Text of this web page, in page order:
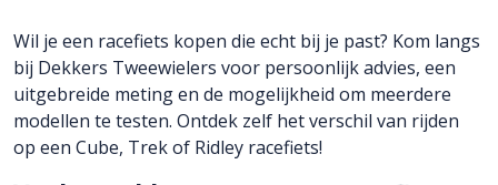
Wil je een racefiets kopen die echt bij je past? Kom langs
bij Dekkers Tweewielers voor persoonlijk advies, een
uitgebreide meting en de mogelijkheid om meerdere
modellen te testen. Ontdek zelf het verschil van rijden
op een Cube, Trek of Ridley racefiets!